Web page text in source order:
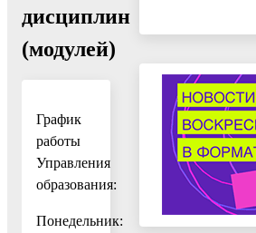
дисциплин
(модулей)
График
работы
Управления
образования:
Понедельник: